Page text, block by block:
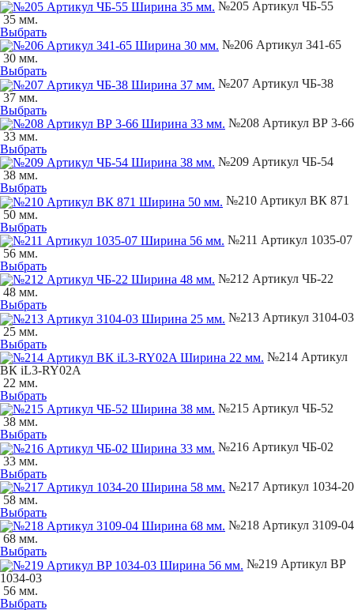
№205 Артикул ЧБ-55
35 мм.
Выбрать
№206 Артикул 341-65
30 мм.
Выбрать
№207 Артикул ЧБ-38
37 мм.
Выбрать
№208 Артикул ВР 3-66
33 мм.
Выбрать
№209 Артикул ЧБ-54
38 мм.
Выбрать
№210 Артикул ВК 871
50 мм.
Выбрать
№211 Артикул 1035-07
56 мм.
Выбрать
№212 Артикул ЧБ-22
48 мм.
Выбрать
№213 Артикул 3104-03
25 мм.
Выбрать
№214 Артикул
ВК iL3-RY02A
22 мм.
Выбрать
№215 Артикул ЧБ-52
38 мм.
Выбрать
№216 Артикул ЧБ-02
33 мм.
Выбрать
№217 Артикул 1034-20
58 мм.
Выбрать
№218 Артикул 3109-04
68 мм.
Выбрать
№219 Артикул BP
1034-03
56 мм.
Выбрать